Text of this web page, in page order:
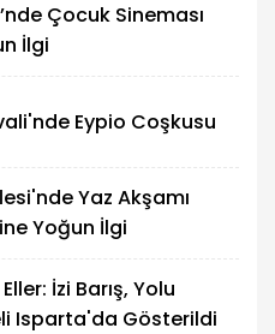
Çocuk Sineması
İlgi
Eypio Coşkusu
Yaz Akşamı
Yoğun İlgi
İzi Barış, Yolu
Isparta'da Gösterildi